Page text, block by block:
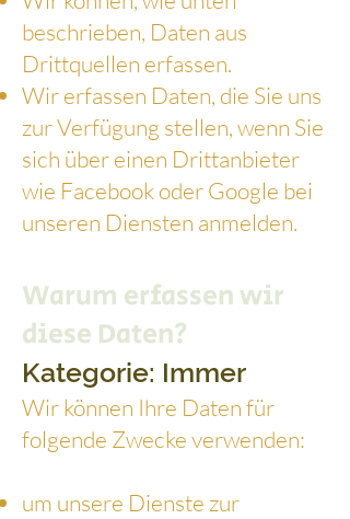
beschrieben, Daten aus
Drittquellen erfassen.
Wir erfassen Daten, die Sie uns
zur Verfügung stellen, wenn Sie
sich über einen Drittanbieter
wie Facebook oder Google bei
unseren Diensten anmelden.
Warum erfassen wir
diese Daten?
Kategorie: Immer
Wir können Ihre Daten für
folgende Zwecke verwenden:
um unsere Dienste zur